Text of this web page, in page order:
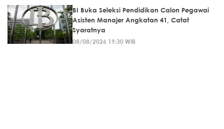
BI Buka Seleksi Pendidikan Calon Pegawai
Asisten Manajer Angkatan 41, Catat
Syaratnya
08/08/2026 19:30 WIB